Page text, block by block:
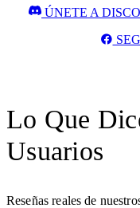
ÚNETE A
Lo Que
Usuarios
Reseñas reales de